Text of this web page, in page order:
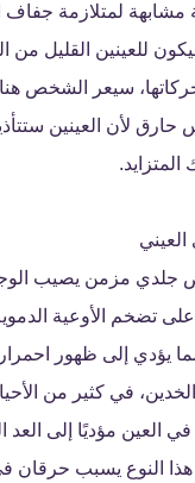
مشابهة لمتلازمة جفاف
للعينين القليل من
سيعر الشخص هنا
حارق لأن العينين
المتزايد.
العيني
جلدي مزمن يصيب
تضخم الأوعية
يؤدي إلى ظهور
في كثير من
العين مؤديًا إلى العد
هذا النوع يسبب حرقان